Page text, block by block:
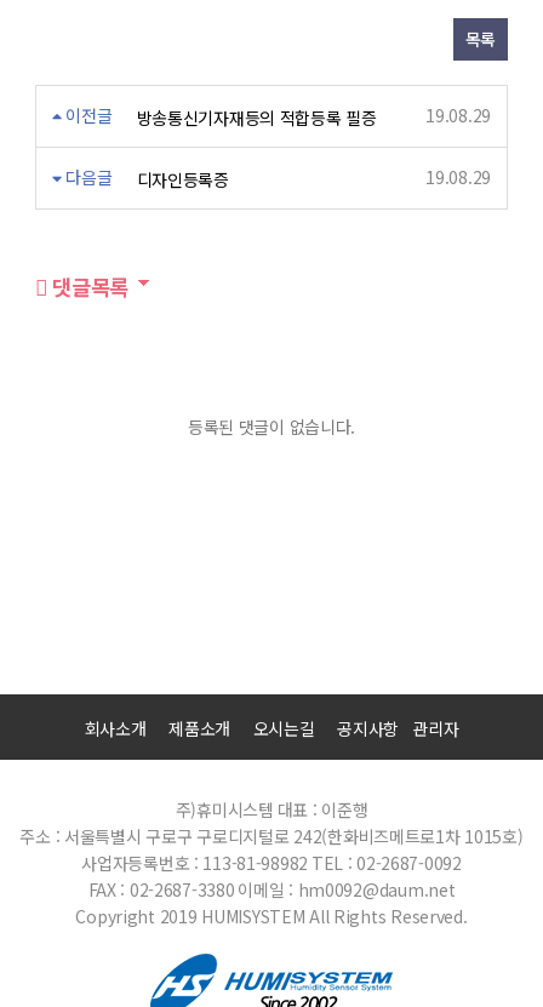
목록
이전글 방송통신기자재등의 적합등록 필증 19.08.29
다음글 디자인등록증 19.08.29
댓글목록
등록된 댓글이 없습니다.
회사소개 제품소개 오시는길 공지사항 관리자
주)휴미시스템 대표 : 이준행
주소 : 서울특별시 구로구 구로디지털로 242(한화비즈메트로1차 1015호)
사업자등록번호 : 113-81-98982 TEL : 02-2687-0092
FAX : 02-2687-3380 이메일 : hm0092@daum.net
Copyright 2019 HUMISYSTEM All Rights Reserved.